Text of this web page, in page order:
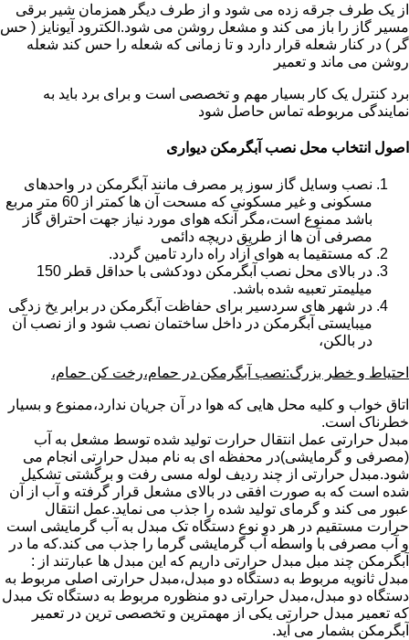
از یک طرف جرقه زده می شود و از طرف دیگر همزمان شیر برقی
مسیر گاز را باز می کند و مشعل روشن می شود.الکترود آیونایز ( حس
گر ) در کنار شعله قرار دارد و تا زمانی که شعله را حس کند شعله
روشن می ماند و تعمیر
برد کنترل یک کار بسیار مهم و تخصصی است و برای برد باید به
نمایندگی مربوطه تماس حاصل شود
اصول انتخاب محل نصب آبگرمکن دیواری
نصب وسایل گاز سوز پر مصرف مانند آبگرمکن در واحدهای
مسکونی و غیر مسکونی که مسحت آن ها کمتر از 60 متر مربع
باشد ممنوع است،مگر آنکه هوای مورد نیاز جهت احتراق گاز
مصرفی آن ها از طریق دریچه دائمی
که مستقیما به هوای آزاد راه دارد تامین گردد.
در بالای محل نصب آبگرمکن دودکشی با حداقل قطر 150
میلیمتر تعبیه شده باشد.
در شهر های سردسیر برای حفاظت آبگرمکن در برابر یخ زدگی
میبایستی آبگرمکن در داخل ساختمان نصب شود و از نصب آن
در بالکن،
احتیاط و خطر بزرگ:نصب آبگرمکن در حمام،رخت کن حمام،
اتاق خواب و کلیه محل هایی که هوا در آن جریان ندارد،ممنوع و بسیار
خطرناک است.
مبدل حرارتی عمل انتقال حرارت تولید شده توسط مشعل به آب
(مصرفی و گرمایشی)در محفظه ای به نام مبدل حرارتی انجام می
شود.مبدل حرارتی از چند ردیف لوله مسی رفت و برگشتی تشکیل
شده است که به صورت افقی در بالای مشعل قرار گرفته و آب از آن
عبور می کند و گرمای تولید شده را جذب می نماید.عمل انتقال
حرارت مستقیم در هر دو نوع دستگاه تک مبدل به آب گرمایشی است
و آب مصرفی با واسطه آب گرمایشی گرما را جذب می کند.که ما در
آبگرمکن چند مبل مبدل حرارتی داریم که این مبدل ها عبارتند از :
مبدل ثانویه مربوط به دستگاه دو مبدل،مبدل حرارتی اصلی مربوط به
دستگاه دو مبدل،مبدل حرارتی دو منظوره مربوط به دستگاه تک مبدل
که تعمیر مبدل حرارتی یکی از مهمترین و تخصصی ترین در تعمیر
آبگرمکن بشمار می آید.